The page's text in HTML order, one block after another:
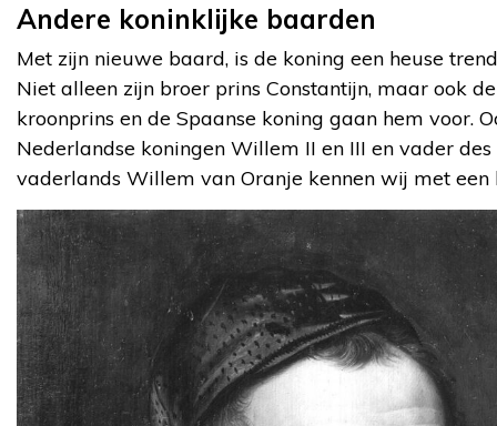
Andere koninklijke baarden
Met zijn nieuwe baard, is de koning een heuse
Niet alleen zijn broer prins Constantijn, maar ook
kroonprins en de Spaanse koning gaan hem voor.
Nederlandse koningen Willem II en III en vader des
vaderlands Willem van Oranje kennen wij met een